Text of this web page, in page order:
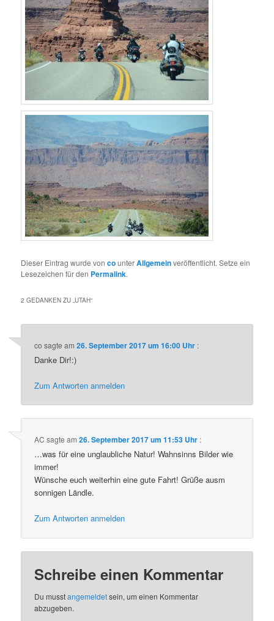
Dieser Eintrag wurde voncounterAllgemeinveröffentlicht. Setze ein
Lesezeichen für den Permalink.
2 GEDANKEN ZU „UTAH“
co sagte am26. September 2017 um 16:00 Uhr :
Danke Dir!:)
Zum Antworten anmelden
AC sagte am26. September 2017 um 11:53 Uhr :
…was für eine unglaubliche Natur! Wahnsinns Bilder wie
immer!
Wünsche euch weiterhin eine gute Fahrt! Grüße ausm
sonnigen Ländle.
Zum Antworten anmelden
Schreibe einen Kommentar
Du musstangemeldetsein, um einen Kommentar
abzugeben.